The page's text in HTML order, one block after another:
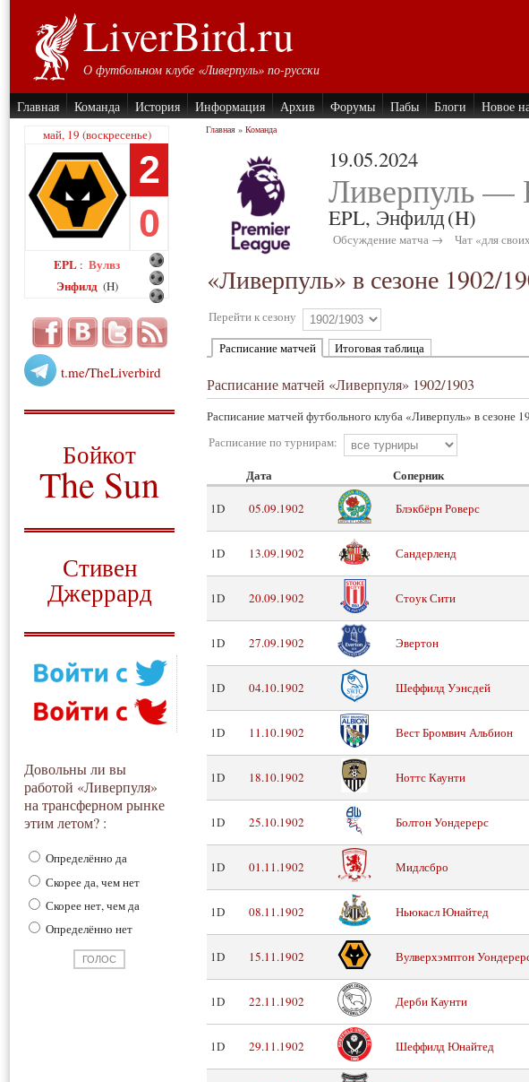
LiverBird.ru
О футбольном клубе «Ливерпуль» по-русски
Главная Команда История Информация Архив Форумы Пабы Блоги Новое
май, 19 (воскресенье)
2
0
EPL : Вулвз
Энфилд (H)
t.me/TheLiverbird
Бойкот
The Sun
Стивен
Джеррард
Довольны ли вы
работой «Ливерпуля»
на трансферном рынке
этим летом? :
Определённо да
Скорее да, чем нет
Скорее нет, чем да
Определённо нет
Главная » Команда
19.05.2024
Ливерпуль —
EPL, Энфилд(H)
Обсуждение матча → Чат «для
«Ливерпуль» в сезоне 1902/
Перейти к сезону
Расписание матчей
Итоговая таблица
Расписание матчей «Ливерпуля» 1902/1903
Расписание матчей футбольного клуба «Ливерпуль» в сезоне
Расписание по турнирам:
Дата Соперник
1D 05.09.1902 Блэкбёрн Роверс
1D 13.09.1902 Сандерленд
1D 20.09.1902 Стоук Сити
1D 27.09.1902 Эвертон
1D 04.10.1902 Шеффилд Уэнсдей
1D 11.10.1902 Вест Бромвич Альбион
1D 18.10.1902 Ноттс Каунти
1D 25.10.1902 Болтон Уондерерс
1D 01.11.1902 Мидлсбро
1D 08.11.1902 Ньюкасл Юнайтед
1D 15.11.1902 Вулверхэмптон
1D 22.11.1902 Дерби Каунти
1D 29.11.1902 Шеффилд Юнайтед